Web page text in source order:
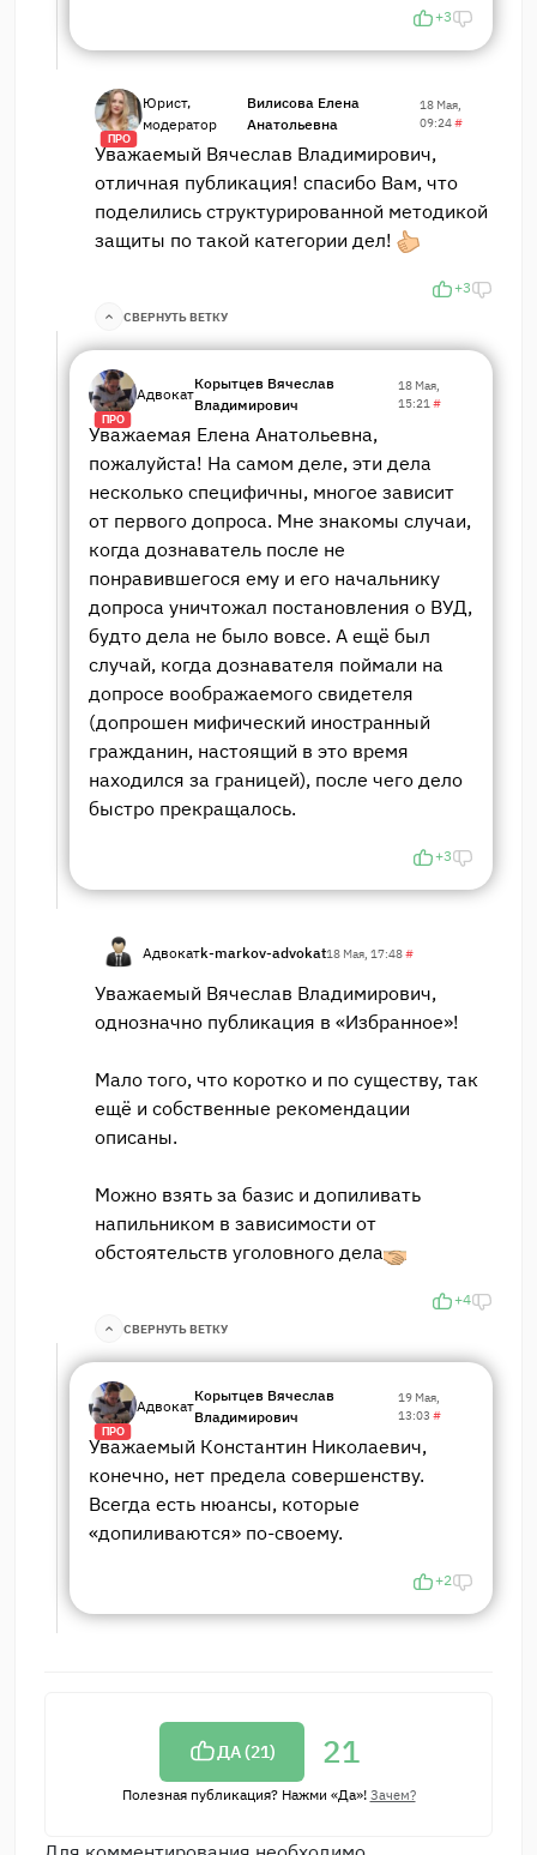
+3
ПРО
Юрист,
модератор
Вилисова Елена
Анатольевна
18 Мая,
09:24#
Уважаемый Вячеслав Владимирович,
отличная публикация! спасибо Вам, что
поделились структурированной методикой
защиты по такой категории дел!
+3
СВЕРНУТЬ ВЕТКУ
ПРО
Адвокат
Корытцев Вячеслав
Владимирович
18 Мая,
15:21#
Уважаемая Елена Анатольевна,
пожалуйста! На самом деле, эти дела
несколько специфичны, многое зависит
от первого допроса. Мне знакомы случаи,
когда дознаватель после не
понравившегося ему и его начальнику
допроса уничтожал постановления о ВУД,
будто дела не было вовсе. А ещё был
случай, когда дознавателя поймали на
допросе воображаемого свидетеля
(допрошен мифический иностранный
гражданин, настоящий в это время
находился за границей), после чего дело
быстро прекращалось.
+3
Адвокатk-markov-advokat18 Мая, 17:48#
Уважаемый Вячеслав Владимирович,
однозначно публикация в «Избранное»!
Мало того, что коротко и по существу, так
ещё и собственные рекомендации
описаны.
Можно взять за базис и допиливать
напильником в зависимости от
обстоятельств уголовного дела
+4
СВЕРНУТЬ ВЕТКУ
ПРО
Адвокат
Корытцев Вячеслав
Владимирович
19 Мая,
13:03#
Уважаемый Константин Николаевич,
конечно, нет предела совершенству.
Всегда есть нюансы, которые
«допиливаются» по-своему.
+2
ДА (21) 21
Полезная публикация? Нажми «Да»! Зачем?